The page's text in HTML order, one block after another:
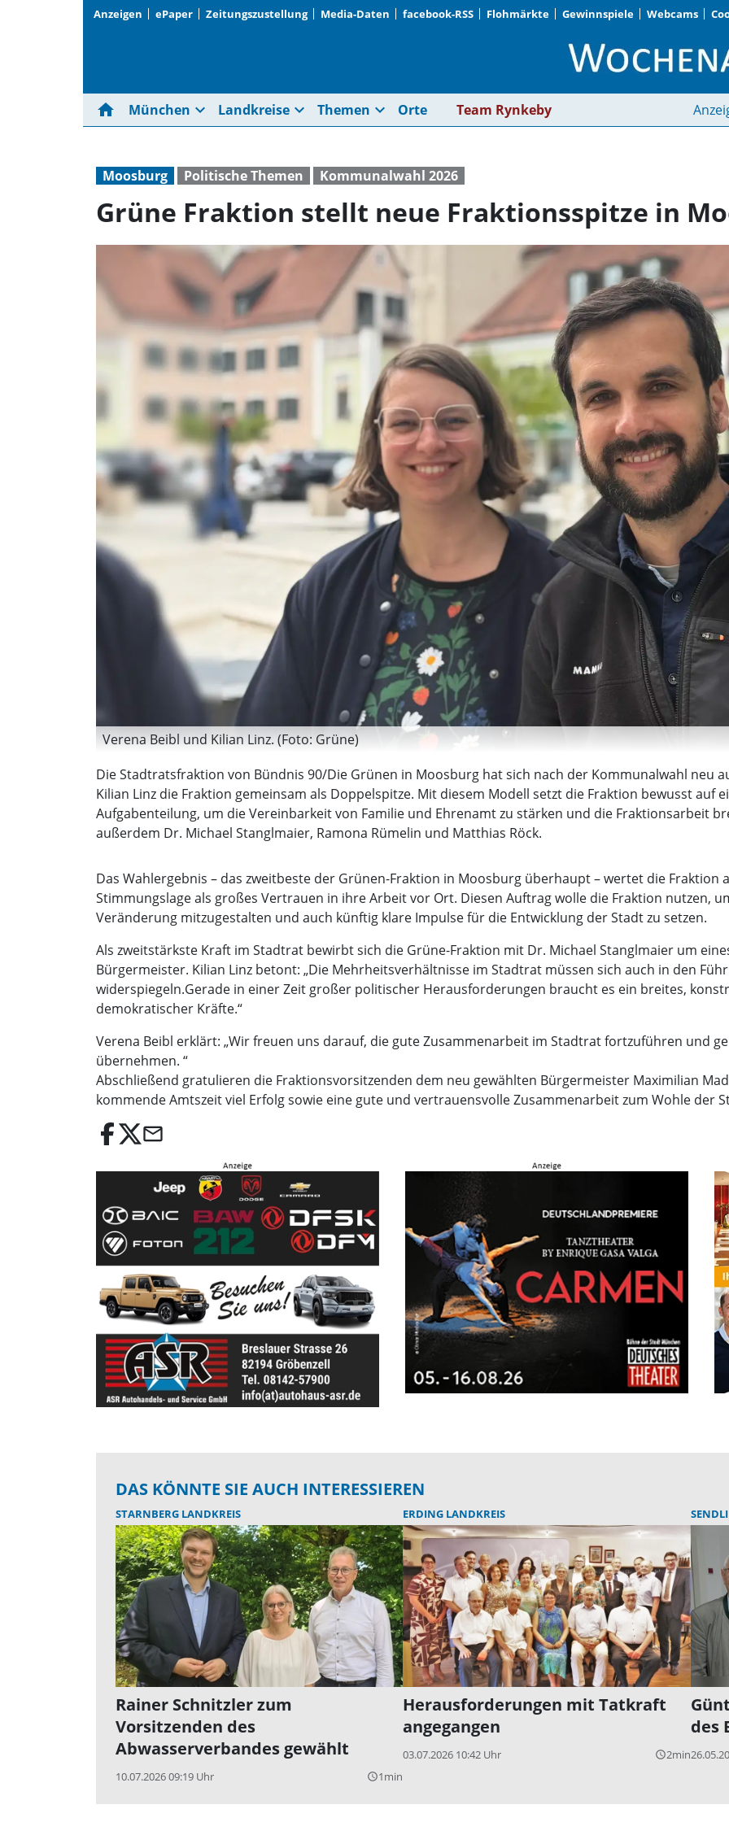
Anzeigen ePaper Zeitungszustellung Media-Daten facebook-RSS Flohmärkte Gewinnspiele Webcams
Grüne Fraktion stellt
home München expand_more Landkreise expand_more Themen expand_more Orte Team Rynkeby
Moosburg Politische Themen Kommunalwahl 2026
Grüne Fraktion stellt neue Fraktionsspitze in
Verena Beibl und Kilian Linz. (Foto: Grüne)
Die Stadtratsfraktion von Bündnis 90/Die Grünen in Moosburg hat sich nach der Kommunalwahl neu
Kilian Linz die Fraktion gemeinsam als Doppelspitze. Mit diesem Modell setzt die Fraktion bewusst auf
Aufgabenteilung, um die Vereinbarkeit von Familie und Ehrenamt zu stärken und die Fraktionsarbeit
außerdem Dr. Michael Stanglmaier, Ramona Rümelin und Matthias Röck.
Das Wahlergebnis – das zweitbeste der Grünen-Fraktion in Moosburg überhaupt – wertet die
Stimmungslage als großes Vertrauen in ihre Arbeit vor Ort. Diesen Auftrag wolle die Fraktion nutzen,
Veränderung mitzugestalten und auch künftig klare Impulse für die Entwicklung der Stadt zu setzen.
Als zweitstärkste Kraft im Stadtrat bewirbt sich die Grüne-Fraktion mit Dr. Michael Stanglmaier um
Bürgermeister. Kilian Linz betont: „Die Mehrheitsverhältnisse im Stadtrat müssen sich auch in den
widerspiegeln.Gerade in einer Zeit großer politischer Herausforderungen braucht es ein breites,
demokratischer Kräfte.“
Verena Beibl erklärt: „Wir freuen uns darauf, die gute Zusammenarbeit im Stadtrat fortzuführen und
übernehmen. “
Abschließend gratulieren die Fraktionsvorsitzenden dem neu gewählten Bürgermeister Maximilian
kommende Amtszeit viel Erfolg sowie eine gute und vertrauensvolle Zusammenarbeit zum Wohle der
email
DAS KÖNNTE SIE AUCH INTERESSIEREN
STARNBERG LANDKREIS
Rainer Schnitzler zum
Vorsitzenden des
Abwasserverbandes gewählt
10.07.2026 09:19 Uhr query_builder1min
ERDING LANDKREIS
Herausforderungen mit Tatkraft
angegangen
03.07.2026 10:42 Uhr query_builder2min
des